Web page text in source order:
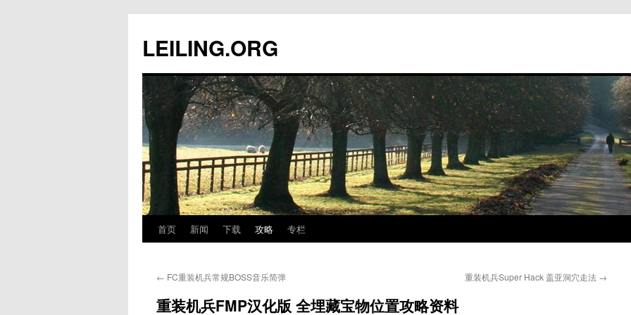
文
LEILING.ORG
首页 新闻 下载 攻略 专栏
← FC重装机兵常规BOSS音乐简弹 重装机兵Super Hack 盖亚洞穴走法 →
重装机兵FMP汉化版 全埋藏宝物位置攻略资料